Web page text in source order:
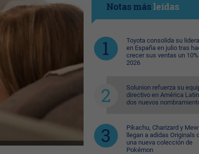
Notas másleídas
Toyota consolida su
en España en julio tras
crecer sus ventas un
2026
Solunion refuerza su
directivo en América
dos nuevos
Pikachu, Charizard y
llegan a adidas Originals
una nueva colección de
Pokémon